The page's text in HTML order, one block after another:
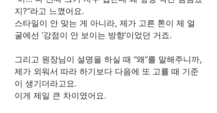
지?”라고 느꼈어요.
스타일이 안 맞는 게 아니라, 제가 고른 톤이 제 얼
굴에선 ‘강점이 안 보이는 방향’이었던 거죠.
그리고 원장님이 설명을 하실 때 “왜”를 말해주니까,
제가 외워서 따라 하기보다 다음에 또 고를 때 기준
이 생기더라고요.
이게 제일 큰 차이였어요.